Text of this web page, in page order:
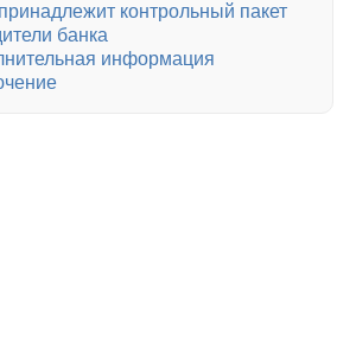
контрольный пакет
банка
информация